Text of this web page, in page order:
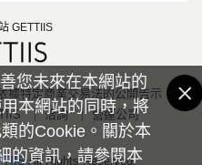
您未來在本網站的
本網站的同時，將
的Cookie。關於本
的資訊，請參閱本
GETTIIS
據特定商業交易法的公開告示
洽詢 營運公司
All Rights Reserved.